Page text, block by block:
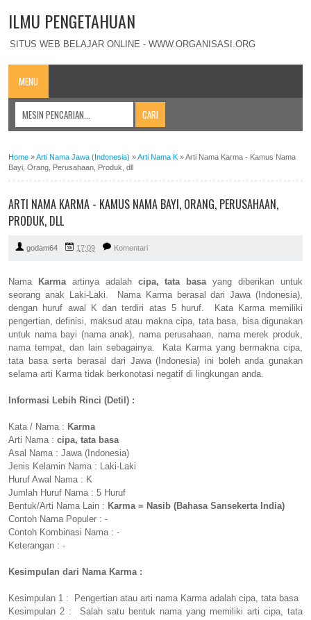
ILMU PENGETAHUAN
SITUS WEB BELAJAR ONLINE - WWW.ORGANISASI.ORG
MENU
Home »Arti Nama Jawa (Indonesia) »Arti Nama K »Arti Nama Karma - Kamus Nama
Bayi, Orang, Perusahaan, Produk, dll
ARTI NAMA KARMA - KAMUS NAMA BAYI, ORANG, PERUSAHAAN,
PRODUK, DLL
godam64 17:09 Komentari
Nama Karmaartinya adalah cipa, tata basayang diberikan untuk
seorang anak Laki-Laki. Nama Karma berasal dari Jawa (Indonesia),
dengan huruf awal K dan terdiri atas 5 huruf. Kata Karma memiliki
pengertian, definisi, maksud atau makna cipa, tata basa, bisa digunakan
untuk nama bayi (nama anak), nama perusahaan, nama merek produk,
nama tempat, dan lain sebagainya. Kata Karma yang bermakna cipa,
tata basa serta berasal dari Jawa (Indonesia) ini boleh anda gunakan
selama arti Karma tidak berkonotasi negatif di lingkungan anda.
Informasi Lebih Rinci (Detil) :
Kata / Nama : Karma
Arti Nama : cipa, tata basa
Asal Nama : Jawa (Indonesia)
Jenis Kelamin Nama : Laki-Laki
Huruf Awal Nama : K
Jumlah Huruf Nama : 5 Huruf
Bentuk/Arti Nama Lain : Karma = Nasib (Bahasa Sansekerta India)
Contoh Nama Populer : -
Contoh Kombinasi Nama : -
Keterangan : -
Kesimpulan dari Nama Karma :
Kesimpulan 1 : Pengertian atau arti nama Karma adalah cipa, tata basa
Kesimpulan 2 : Salah satu bentuk nama yang memiliki arti cipa, tata